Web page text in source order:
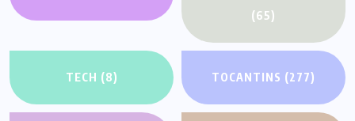
(65)
TECH (8) TOCANTINS (277)